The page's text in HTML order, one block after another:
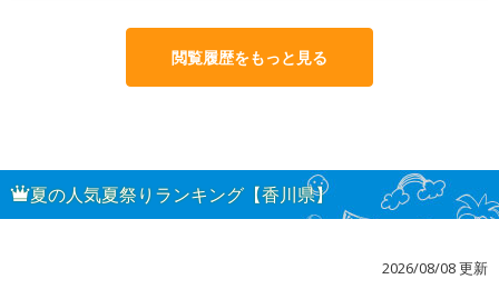
閲覧履歴をもっと見る
夏の人気夏祭りランキング【香川県】
2026/08/08 更新